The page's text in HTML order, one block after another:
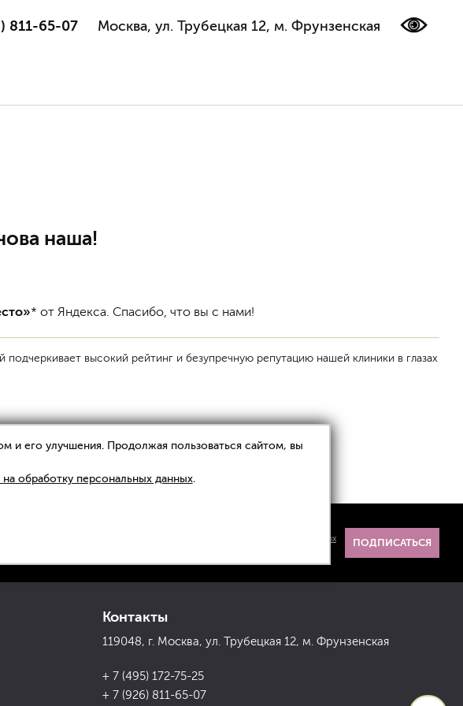
811-65-07 Москва, ул. Трубецкая 12, м. Фрунзенская
наша!
* от Яндекса. Спасибо, что вы с нами!
высокий рейтинг и безупречную репутацию нашей клиники в глазах
Контакты
119048, г. Москва, ул. Трубецкая 12, м. Фрунзенская
+ 7 (495) 172-75-25
+ 7 (926) 811-65-07
политикой обработки персональных
ПОДПИСАТЬСЯ
и его улучшения. Продолжая пользоваться сайтом, вы
обработку персональных данных.